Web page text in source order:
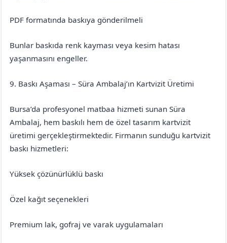
PDF formatında baskıya gönderilmeli
Bunlar baskıda renk kayması veya kesim hatası
yaşanmasını engeller.
9. Baskı Aşaması – Süra Ambalaj’ın Kartvizit Üretimi
Bursa’da profesyonel matbaa hizmeti sunan Süra
Ambalaj, hem baskılı hem de özel tasarım kartvizit
üretimi gerçekleştirmektedir. Firmanın sunduğu kartvizit
baskı hizmetleri:
Yüksek çözünürlüklü baskı
Özel kağıt seçenekleri
Premium lak, gofraj ve varak uygulamaları